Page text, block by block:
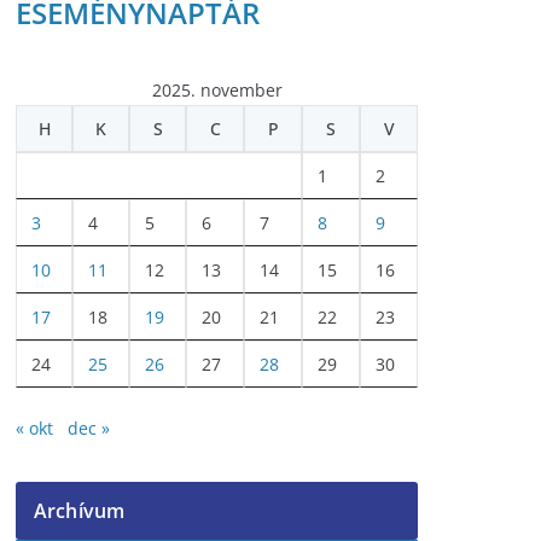
ESEMÉNYNAPTÁR
2025. november
H
K S C P S V
1 2
3 4 5 6 7 8 9
10 11 12 13 14 15 16
17 18 19 20 21 22 23
24 25 26 27 28 29 30
« okt dec »
Archívum